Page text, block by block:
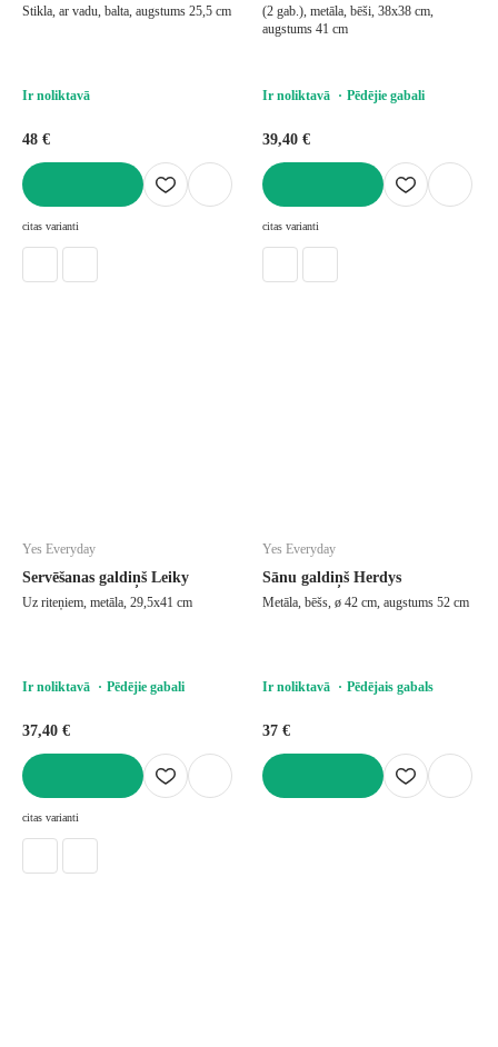
Stikla, ar vadu, balta, augstums 25,5 cm
Ir noliktavā
48 €
citas varianti
(2 gab.), metāla, bēši, 38x38 cm,
augstums 41 cm
Ir noliktavā Pēdējie gabali
39,40 €
citas varianti
Yes Everyday
Servēšanas galdiņš Leiky
Uz riteņiem, metāla, 29,5x41 cm
Ir noliktavā Pēdējie gabali
37,40 €
citas varianti
Yes Everyday
Sānu galdiņš Herdys
Metāla, bēšs, ø 42 cm, augstums 52 cm
Ir noliktavā Pēdējais gabals
37 €